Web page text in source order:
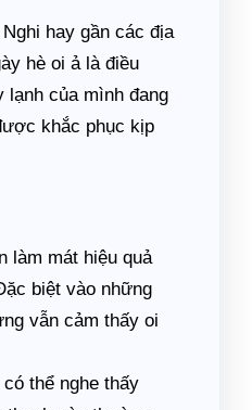
hay gần các địa
hè oi ả là điều
lạnh của mình đang
khắc phục kịp
làm mát hiệu quả
biệt vào những
vẫn cảm thấy oi
thể nghe thấy